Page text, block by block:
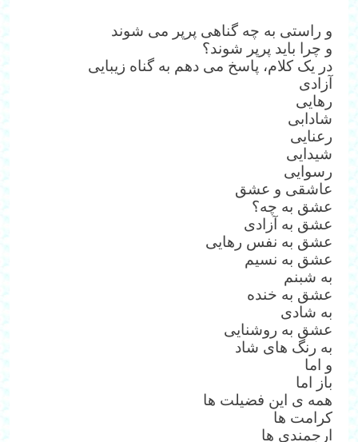
و راستی به چه گناهی پرپر می شوند
و چرا باید پرپر شوند؟
در یک کلام، پاسخ می دهم به گناه زیبایی
آزادی
رهایی
شادابی
رعنایی
شیدایی
رسوایی
عاشقی و عشق
عشق به چه؟
عشق به آزادی
عشق به نفس رهایی
عشق به نسیم
به شبنم
عشق به خنده
به شادی
عشق به روشنایی
به رنگ های شاد
و اما
باز اما
همه ی این فضیلت ها
کرامت ها
ارجمندی ها